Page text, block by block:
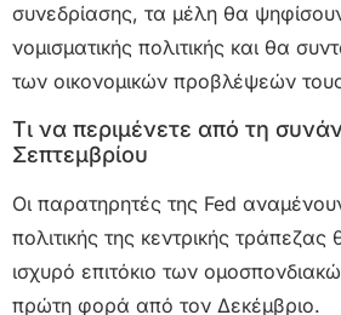
συνεδρίασης, τα μέλη θα
νομισματικής πολιτικής και θα
των οικονομικών προβλέψεών
Τι να περιμένετε από τη
Σεπτεμβρίου
Οι παρατηρητές της Fed
πολιτικής της κεντρικής τράπεζας
ισχυρό επιτόκιο των
πρώτη φορά από τον Δεκέμβριο.